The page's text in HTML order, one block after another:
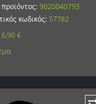
9020040793
κωδικός: 57782
6,90 €